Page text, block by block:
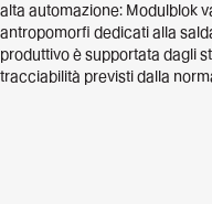
alta automazione: Modulblok
antropomorfi dedicati alla
produttivo è supportata dagli
tracciabilità previsti dalla